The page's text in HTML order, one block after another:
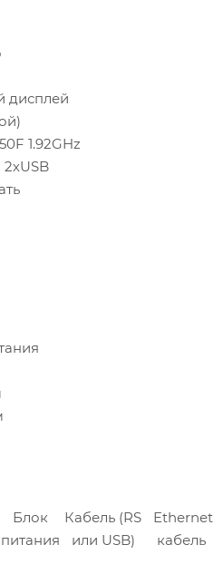
дисплей
1.92GHz
2хUSB
Блок
питания
Кабель (RS
или USB)
Ethernet
кабель